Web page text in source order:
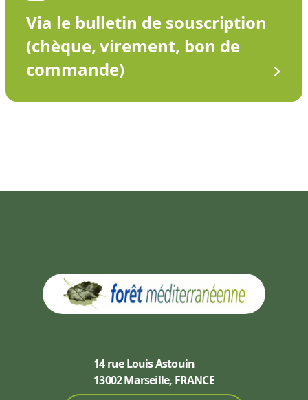
Via le bulletin de souscription
(chèque, virement, bon de
commande)
14 rue Louis Astouin
13002 Marseille, FRANCE